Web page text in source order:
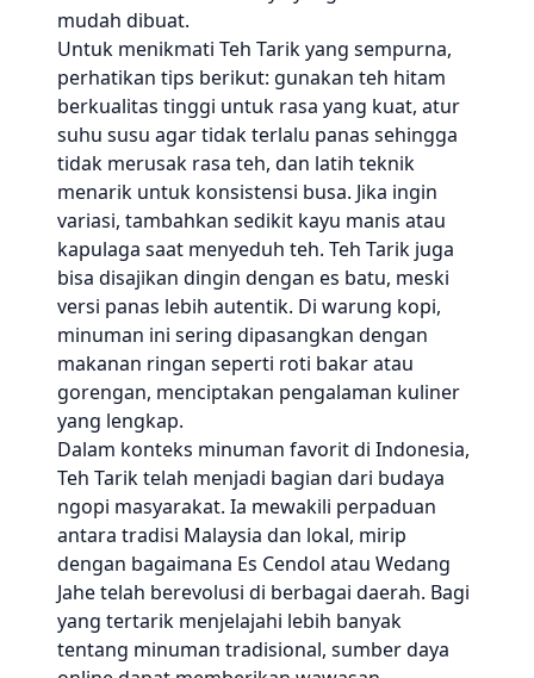
mudah dibuat.
Untuk menikmati Teh Tarik yang sempurna,
perhatikan tips berikut: gunakan teh hitam
berkualitas tinggi untuk rasa yang kuat, atur
suhu susu agar tidak terlalu panas sehingga
tidak merusak rasa teh, dan latih teknik
menarik untuk konsistensi busa. Jika ingin
variasi, tambahkan sedikit kayu manis atau
kapulaga saat menyeduh teh. Teh Tarik juga
bisa disajikan dingin dengan es batu, meski
versi panas lebih autentik. Di warung kopi,
minuman ini sering dipasangkan dengan
makanan ringan seperti roti bakar atau
gorengan, menciptakan pengalaman kuliner
yang lengkap.
Dalam konteks minuman favorit di Indonesia,
Teh Tarik telah menjadi bagian dari budaya
ngopi masyarakat. Ia mewakili perpaduan
antara tradisi Malaysia dan lokal, mirip
dengan bagaimana Es Cendol atau Wedang
Jahe telah berevolusi di berbagai daerah. Bagi
yang tertarik menjelajahi lebih banyak
tentang minuman tradisional, sumber daya